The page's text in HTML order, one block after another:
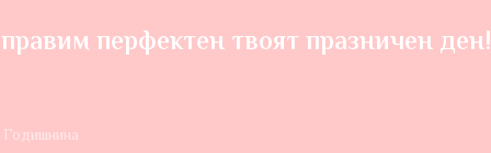
перфектен твоят празничен